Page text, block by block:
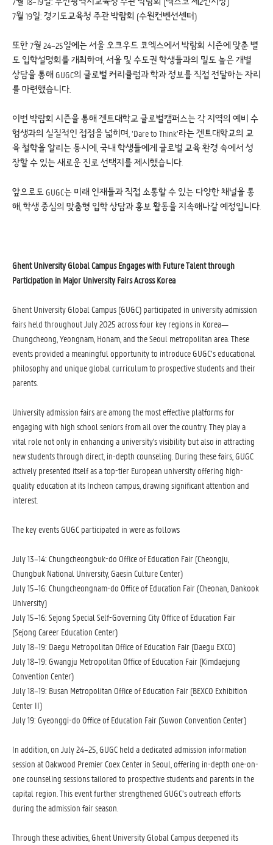
7월 19일: 경기도교육청 주관 박람회 (수원컨벤션센터)
또한 7월 24–25일에는 서울 오크우드 코엑스에서 박람회 시즌에 맞춘 별
도 입학설명회를 개최하여, 서울 및 수도권 학생들과의 밀도 높은 개별
상담을 통해 GUGC의 글로벌 커리큘럼과 학과 정보를 직접 전달하는 자리
를 마련했습니다.
이번 박람회 시즌을 통해 겐트대학교 글로벌캠퍼스는 각 지역의 예비 수
험생과의 실질적인 접점을 넓히며, ‘Dare to Think’라는 겐트대학교의 교
육 철학을 알리는 동시에, 국내 학생들에게 글로벌 교육 환경 속에서 성
장할 수 있는 새로운 진로 선택지를 제시했습니다.
앞으로도 GUGC는 미래 인재들과 직접 소통할 수 있는 다양한 채널을 통
해, 학생 중심의 맞춤형 입학 상담과 홍보 활동을 지속해나갈 예정입니다.
Ghent University Global Campus Engages with Future Talent through
Participation in Major University Fairs Across Korea
Ghent University Global Campus (GUGC) participated in university admission
fairs held throughout July 2025 across four key regions in Korea—
Chungcheong, Yeongnam, Honam, and the Seoul metropolitan area. These
events provided a meaningful opportunity to introduce GUGC’s educational
philosophy and unique global curriculum to prospective students and their
parents.
University admission fairs are among the most effective platforms for
engaging with high school seniors from all over the country. They play a
vital role not only in enhancing a university's visibility but also in attracting
new students through direct, in-depth counseling. During these fairs, GUGC
actively presented itself as a top-tier European university offering high-
quality education at its Incheon campus, drawing significant attention and
interest.
The key events GUGC participated in were as follows
July 13–14: Chungcheongbuk-do Office of Education Fair (Cheongju,
Chungbuk National University, Gaesin Culture Center)
July 15–16: Chungcheongnam-do Office of Education Fair (Cheonan, Dankook
University)
July 15–16: Sejong Special Self-Governing City Office of Education Fair
(Sejong Career Education Center)
July 18–19: Daegu Metropolitan Office of Education Fair (Daegu EXCO)
July 18–19: Gwangju Metropolitan Office of Education Fair (Kimdaejung
Convention Center)
July 18–19: Busan Metropolitan Office of Education Fair (BEXCO Exhibition
Center II)
July 19: Gyeonggi-do Office of Education Fair (Suwon Convention Center)
In addition, on July 24–25, GUGC held a dedicated admission information
session at Oakwood Premier Coex Center in Seoul, offering in-depth one-on-
one counseling sessions tailored to prospective students and parents in the
capital region. This event further strengthened GUGC’s outreach efforts
during the admission fair season.
Through these activities, Ghent University Global Campus deepened its